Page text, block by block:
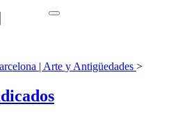
| Arte y Antigüedades >